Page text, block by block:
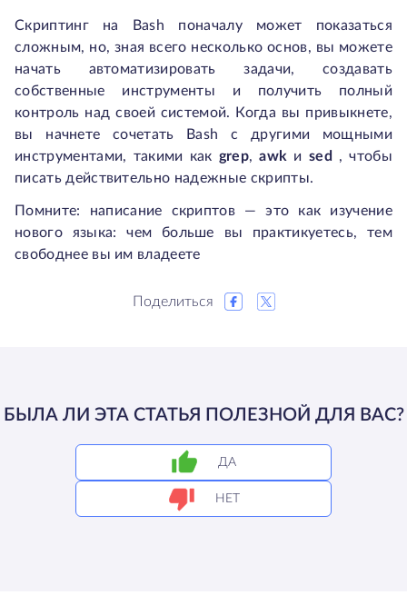
Скриптинг на Bash поначалу может показаться
сложным, но, зная всего несколько основ, вы можете
начать автоматизировать задачи, создавать
собственные инструменты и получить полный
контроль над своей системой. Когда вы привыкнете,
вы начнете сочетать Bash с другими мощными
инструментами, такими как grep, awk и sed
, чтобы
писать действительно надежные скрипты.
Помните: написание скриптов — это как изучение
нового языка: чем больше вы практикуетесь, тем
свободнее вы им владеете
Поделиться
БЫЛА ЛИ ЭТА СТАТЬЯ ПОЛЕЗНОЙ ДЛЯ ВАС?
ДА
НЕТ